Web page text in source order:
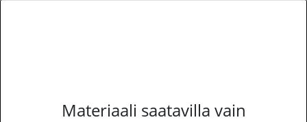
Materiaali saatavilla vain